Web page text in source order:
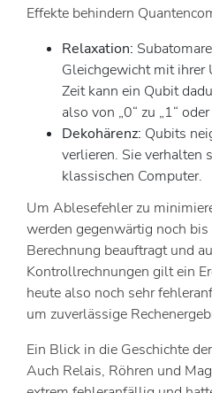
Effekte behindern
Relaxation:
Gleichgewicht mit ihrer
Zeit kann ein Qubit
also von „0“ zu „1“
Dekohärenz: Qubits
verlieren. Sie verhalten
klassischen Computer.
Um Ablesefehler zu
werden gegenwärtig noch
Berechnung beauftragt und
Kontrollrechnungen gilt ein
heute also noch sehr
um zuverlässige
Ein Blick in die Geschichte
Auch Relais, Röhren und